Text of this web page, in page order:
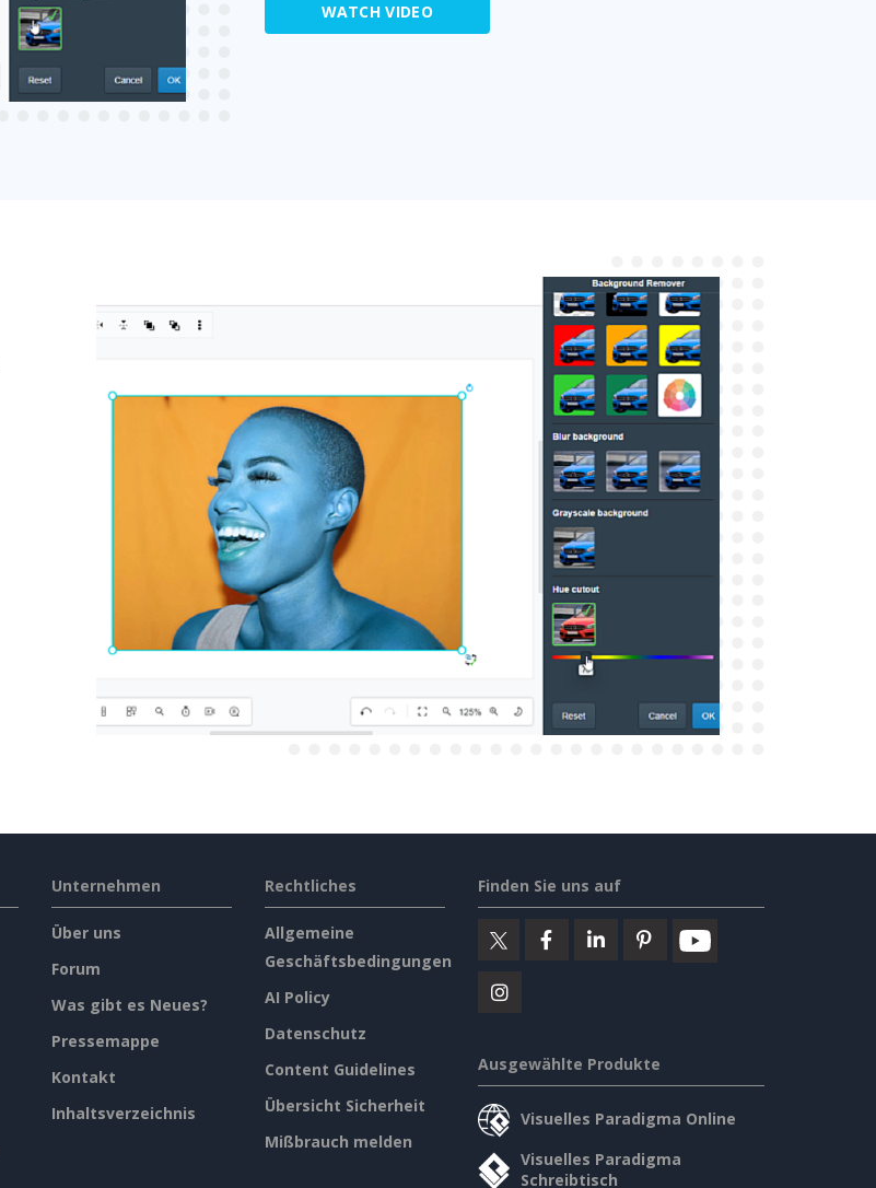
WATCH VIDEO
Unternehmen
Über uns
Forum
Was gibt es Neues?
Pressemappe
Kontakt
Inhaltsverzeichnis
Rechtliches
Allgemeine
Geschäftsbedingungen
AI Policy
Datenschutz
Content Guidelines
Übersicht Sicherheit
Mißbrauch melden
Finden Sie uns auf
Ausgewählte Produkte
Visuelles Paradigma Online
Visuelles Paradigma
Schreibtisch